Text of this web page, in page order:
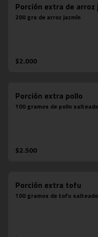
Porción extra de arroz
200 grs de arroz jazmín
$2.000
Porción extra pollo
100 gramos de pollo salteado
$2.500
Porción extra tofu
100 gramos de tofu salteado